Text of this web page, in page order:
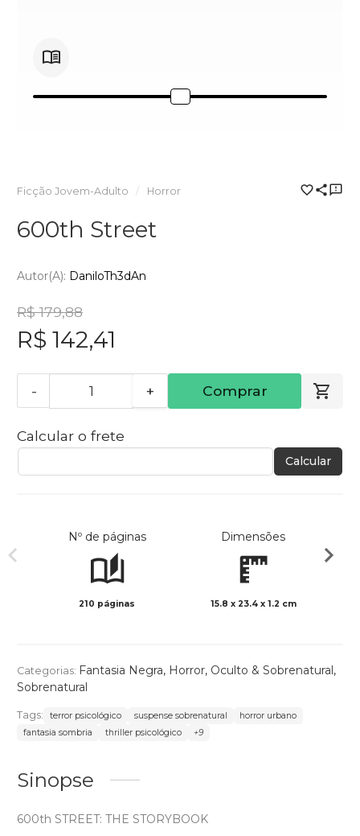
Ficção Jovem-Adulto Horror
600th Street
Autor(a): DaniloTh3dAn
R$ 179,88
R$ 142,41
- + Comprar
Calcular o frete
Calcular
Nº de páginas
210 páginas
Dimensões
15.8 x 23.4 x 1.2 cm
Categorias: Fantasia Negra, Horror, Oculto & Sobrenatural,
Sobrenatural
Tags: terror psicológico suspense sobrenatural
horror urbano
fantasia sombria
thriller psicológico +9
Sinopse
600th STREET: THE STORYBOOK